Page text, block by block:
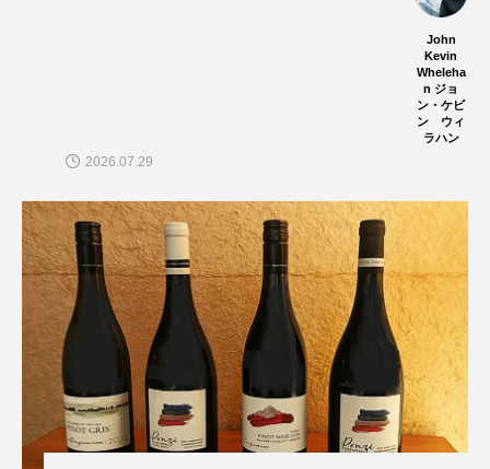
John
Kevin
Wheleha
n ジョ
ン・ケビ
ン ウィ
ラハン
2026.07.29